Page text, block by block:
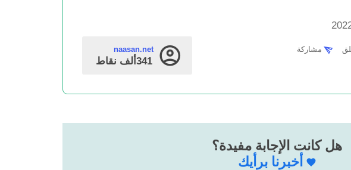
naasan.net
341ألف نقاط
مشاركة
هل كانت الإجابة مفيدة؟
أخبرنا برأيك